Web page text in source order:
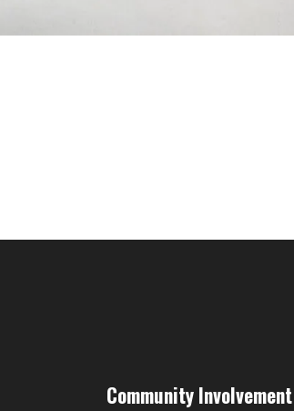
Community Involvement